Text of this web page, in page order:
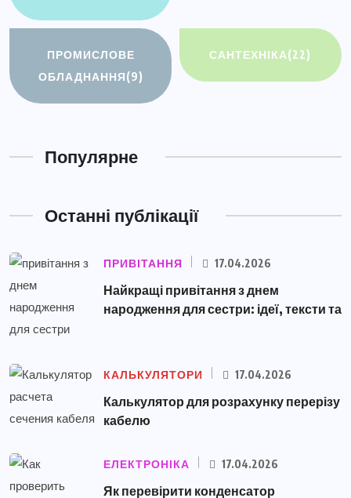
ПРОМИСЛОВЕ
ОБЛАДНАННЯ(9)
САНТЕХНІКА(22)
Популярне
Останні публікації
ПРИВІТАННЯ 17.04.2026
Найкращі привітання з днем
народження для сестри: ідеї, тексти та
КАЛЬКУЛЯТОРИ 17.04.2026
Калькулятор для розрахунку перерізу
кабелю
ЕЛЕКТРОНІКА 17.04.2026
Як перевірити конденсатор